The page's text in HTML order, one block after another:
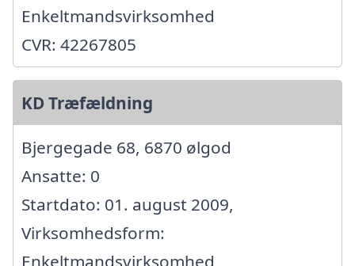
Enkeltmandsvirksomhed
CVR: 42267805
KD Træfældning
Bjergegade 68, 6870 ølgod
Ansatte: 0
Startdato: 01. august 2009,
Virksomhedsform:
Enkeltmandsvirksomhed